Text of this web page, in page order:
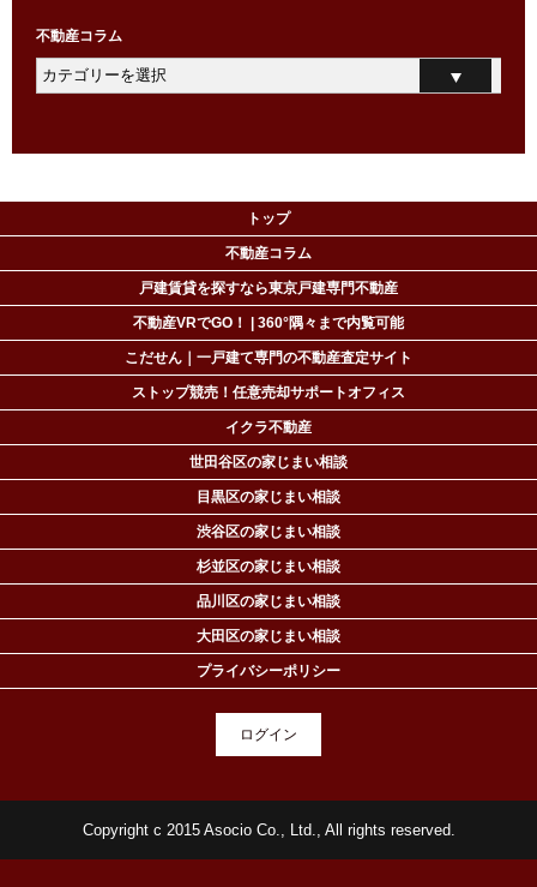
不動産コラム
トップ
不動産コラム
戸建賃貸を探すなら東京戸建専門不動産
不動産VRでGO！ | 360°隅々まで内覧可能
こだせん｜一戸建て専門の不動産査定サイト
ストップ競売！任意売却サポートオフィス
イクラ不動産
世田谷区の家じまい相談
目黒区の家じまい相談
渋谷区の家じまい相談
杉並区の家じまい相談
品川区の家じまい相談
大田区の家じまい相談
プライバシーポリシー
ログイン
Copyright c 2015 Asocio Co., Ltd., All rights reserved.